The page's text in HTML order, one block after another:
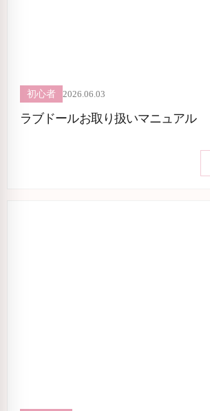
初心者 2026.06.03
ラブドールお取り扱いマニュアル